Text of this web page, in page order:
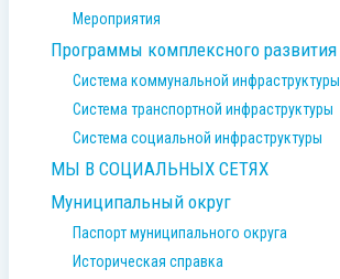
Мероприятия
Программы комплексного развития
Система коммунальной инфраструктуры
Система транспортной инфраструктуры
Система социальной инфраструктуры
МЫ В СОЦИАЛЬНЫХ СЕТЯХ
Муниципальный округ
Паспорт муниципального округа
Историческая справка